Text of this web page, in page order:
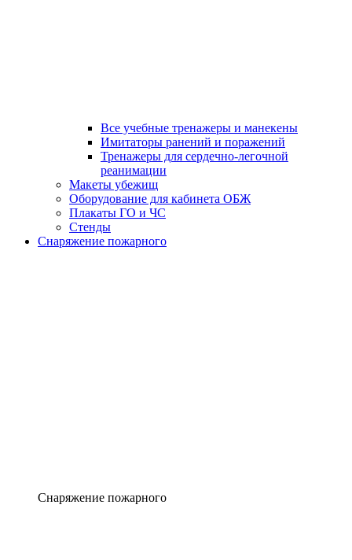
Все учебные тренажеры и манекены
Имитаторы ранений и поражений
Тренажеры для сердечно-легочной
реанимации
Макеты убежищ
Оборудование для кабинета ОБЖ
Плакаты ГО и ЧС
Стенды
Снаряжение пожарного
Снаряжение пожарного